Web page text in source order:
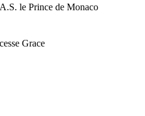
le Prince de Monaco
Grace